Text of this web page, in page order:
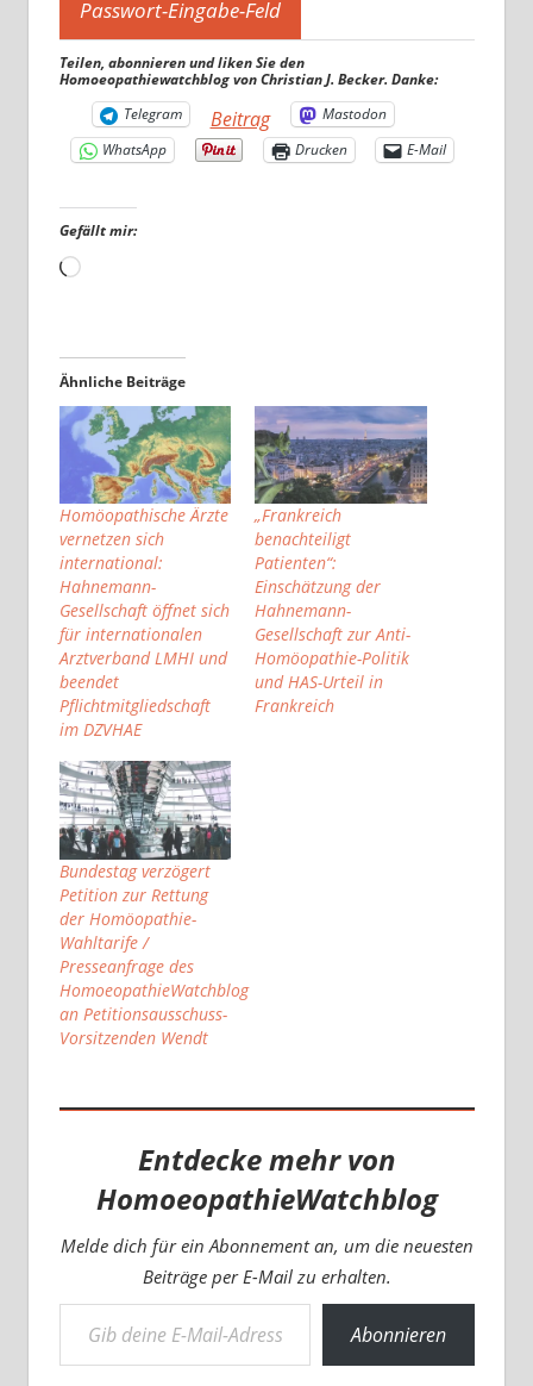
Teilen, abonnieren und liken Sie den
Homoeopathiewatchblog von Christian J. Becker. Danke:
Telegram
Beitrag
Mastodon
WhatsApp
Drucken E-Mail
Gefällt mir:
Wird
Ähnliche Beiträge
Homöopathische Ärzte
vernetzen sich
international:
Hahnemann-
Gesellschaft öffnet sich
für internationalen
Arztverband LMHI und
beendet
Pflichtmitgliedschaft
im DZVHAE
„Frankreich
benachteiligt
Patienten“:
Einschätzung der
Hahnemann-
Gesellschaft zur Anti-
Homöopathie-Politik
und HAS-Urteil in
Frankreich
Bundestag verzögert
Petition zur Rettung
der Homöopathie-
Wahltarife /
Presseanfrage des
HomoeopathieWatchblog
an Petitionsausschuss-
Vorsitzenden Wendt
Entdecke mehr von
HomoeopathieWatchblog
Melde dich für ein Abonnement an, um die neuesten
Beiträge per E-Mail zu erhalten.
Gib deine E-Mail-Adresse ein ...
Abonnieren